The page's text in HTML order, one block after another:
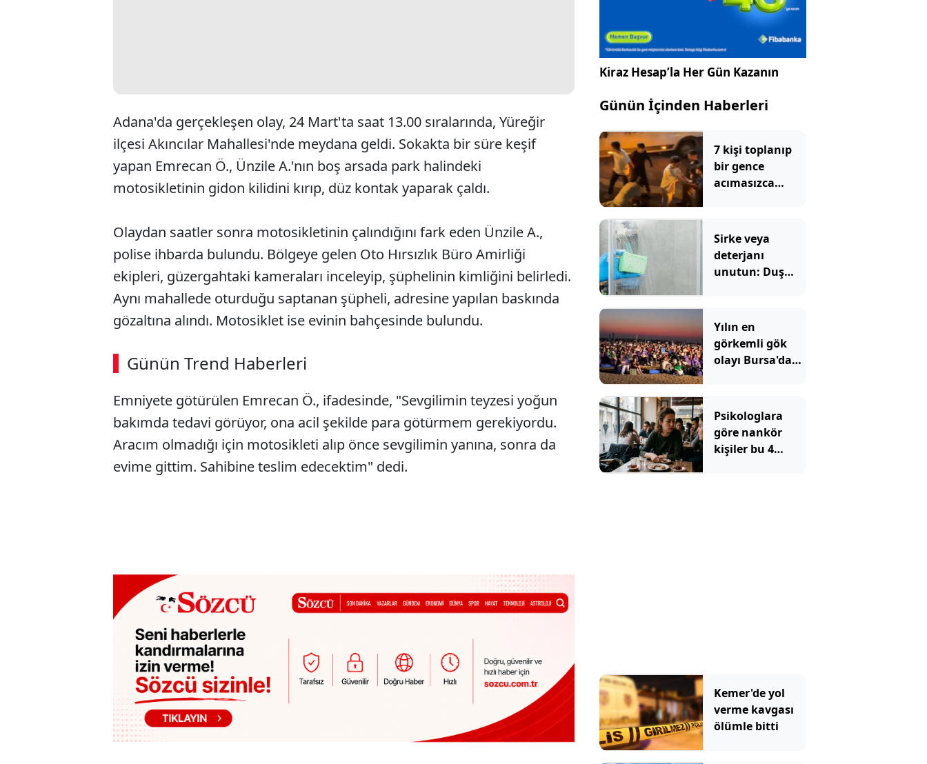
Adana'da gerçekleşen olay, 24 Mart'ta saat 13.00 sıralarında, Yüreğir
ilçesi Akıncılar Mahallesi'nde meydana geldi. Sokakta bir süre keşif
yapan Emrecan Ö., Ünzile A.'nın boş arsada park halindeki
motosikletinin gidon kilidini kırıp, düz kontak yaparak çaldı.
Olaydan saatler sonra motosikletinin çalındığını fark eden Ünzile A.,
polise ihbarda bulundu. Bölgeye gelen Oto Hırsızlık Büro Amirliği
ekipleri, güzergahtaki kameraları inceleyip, şüphelinin kimliğini belirledi.
Aynı mahallede oturduğu saptanan şüpheli, adresine yapılan baskında
gözaltına alındı. Motosiklet ise evinin bahçesinde bulundu.
Günün Trend Haberleri
00:02 / 09:15
Sesi Aç
Emniyete götürülen Emrecan Ö., ifadesinde, "Sevgilimin teyzesi yoğun
bakımda tedavi görüyor, ona acil şekilde para götürmem gerekiyordu.
Aracım olmadığı için motosikleti alıp önce sevgilimin yanına, sonra da
evime gittim. Sahibine teslim edecektim" dedi.
Kiraz Hesap’la Her Gün Kazanın
Günün İçinden Haberleri
7 kişi toplanıp
bir gence
acımasızca
Sirke veya
deterjanı
unutun: Duş
hamlede söküp
atıyor
Yılın en
görkemli gök
olayı Bursa'dan
Psikologlara
göre nankör
kişiler bu 4
Kemer'de yol
verme kavgası
ölümle bitti